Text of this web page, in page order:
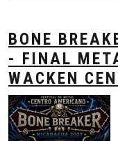
BONE
- FINAL
WACKEN